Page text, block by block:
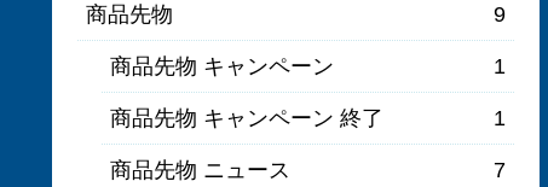
商品先物 9
商品先物 キャンペーン 1
商品先物 キャンペーン 終了 1
商品先物 ニュース 7